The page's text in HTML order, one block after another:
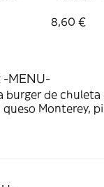
8,60 €
-MENU-
burger de
queso Monterey,